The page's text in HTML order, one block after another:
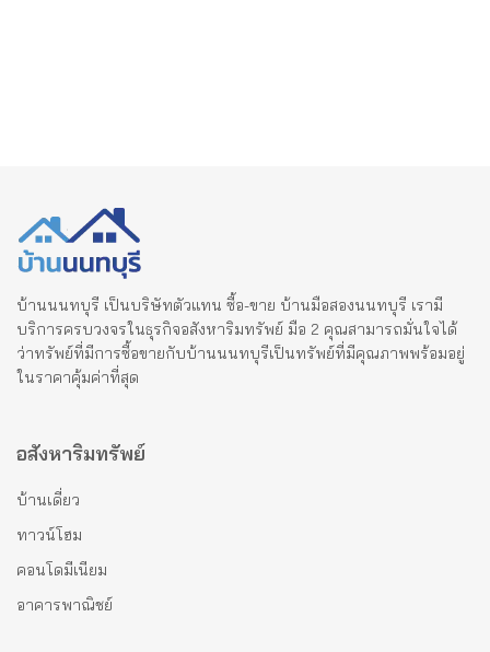
บ้านนนทบุรี เป็นบริษัทตัวแทน ซื้อ-ขาย บ้านมือสองนนทบุรี เรามี
บริการครบวงจรในธุรกิจอสังหาริมทรัพย์ มือ 2 คุณสามารถมั่นใจได้
ว่าทรัพย์ที่มีการซื้อขายกับบ้านนนทบุรีเป็นทรัพย์ที่มีคุณภาพพร้อมอยู่
ในราคาคุ้มค่าที่สุด
อสังหาริมทรัพย์
บ้านเดี่ยว
ทาวน์โฮม
คอนโดมีเนียม
อาคารพาณิชย์